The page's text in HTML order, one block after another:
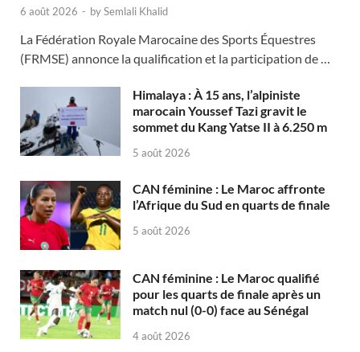
6 août 2026 - bySemlali Khalid
La Fédération Royale Marocaine des Sports Équestres
(FRMSE) annonce la qualification et la participation de …
Himalaya : À 15 ans, l’alpiniste
marocain Youssef Tazi gravit le
sommet du Kang Yatse II à 6.250 m
5 août 2026
CAN féminine : Le Maroc affronte
l’Afrique du Sud en quarts de finale
5 août 2026
CAN féminine : Le Maroc qualifié
pour les quarts de finale après un
match nul (0-0) face au Sénégal
4 août 2026